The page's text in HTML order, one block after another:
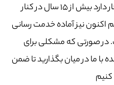
ای و سرویس کاران با تجربه ، افتخار دارد بیش از ۱۵ سال در کنار
نیز آماده خدمت رسانی
تهران است. در صورتی که مشکلی برای
ما در میان بگذارید تا ضمن